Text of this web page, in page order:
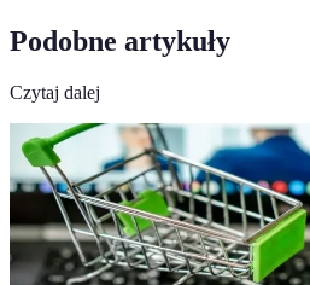
Podobne artykuły
Czytaj dalej